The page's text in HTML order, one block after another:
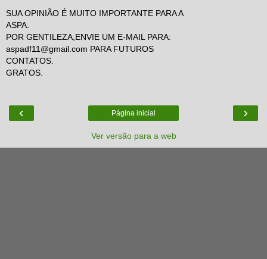
SUA OPINIÃO É MUITO IMPORTANTE PARA A
ASPA.
POR GENTILEZA,ENVIE UM E-MAIL PARA:
aspadf11@gmail.com PARA FUTUROS
CONTATOS.
GRATOS.
‹ ›
Página inicial
Ver versão para a web